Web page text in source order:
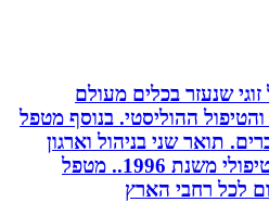
בכלים מעולם
ההוליסטי. בנוסף מטפל
שני בניהול וארגון
מערכות חינוך. ניסיון טיפולי משנת 1996.. מטפל
רחבי הארץ